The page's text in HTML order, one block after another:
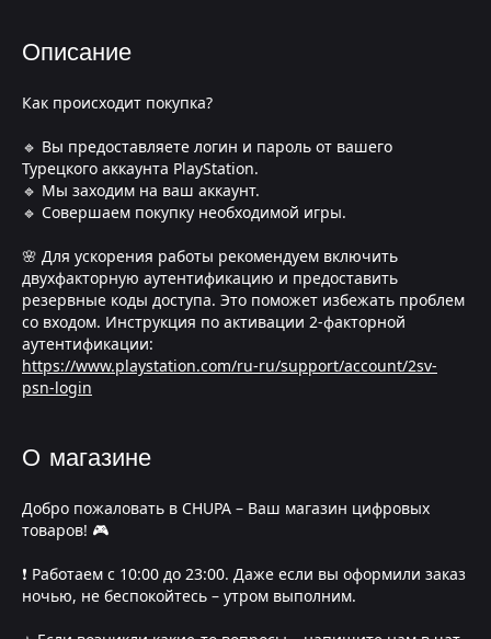
Описание
Как происходит покупка?
🔹 Вы предоставляете логин и пароль от вашего
Турецкого аккаунта PlayStation.
🔹 Мы заходим на ваш аккаунт.
🔹 Совершаем покупку необходимой игры.
🌸 Для ускорения работы рекомендуем включить
двухфакторную аутентификацию и предоставить
резервные коды доступа. Это поможет избежать проблем
со входом. Инструкция по активации 2-факторной
аутентификации:
https://www.playstation.com/ru-ru/support/account/2sv-
psn-login
О магазине
Добро пожаловать в CHUPA – Ваш магазин цифровых
товаров! 🎮
❗️ Работаем с 10:00 до 23:00. Даже если вы оформили заказ
ночью, не беспокойтесь – утром выполним.